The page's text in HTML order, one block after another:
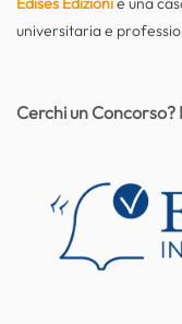
universitaria e
Cerchi un